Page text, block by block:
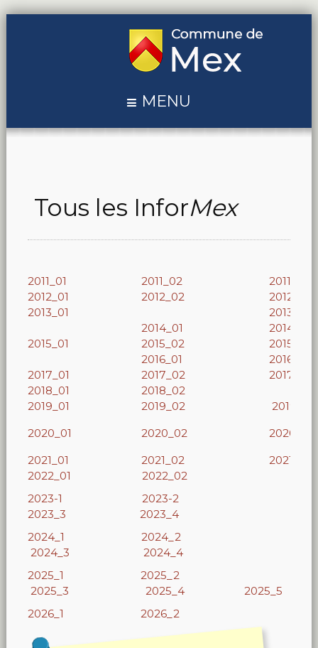
MENU
Tous les InforMex
2011_01 2011_02
2011_03
2012_01
2012_02
2012_03
2013_01
2013_02
2014_01
2014_02
2015_01
2015_02 2015_03
2016_01
2016_02
2017_01
2017_02
2017_03
2018_01
2018_02
2019_01
2019_02
2019_3
2020_01
2020_02
2020_03
2021_01
2021_02
2021_03
2022_01 2022_02
2023-1
2023-2
2023_3
2023_4
2024_1
2024_2
2024_3
2024_4
2025_1
2025_2
2025_3
2025_4
2025_5
2026_1
2026_2